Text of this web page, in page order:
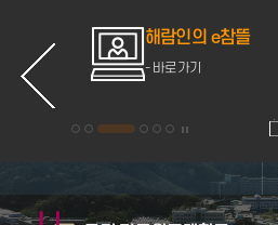
해람인의 e참뜰
- 바로가기